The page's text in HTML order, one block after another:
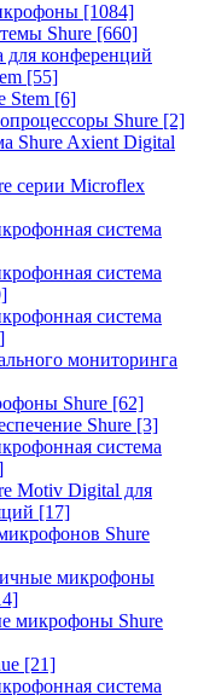
[1084]
Shure [660]
для конференций
[55]
Stem [6]
Shure [2]
Shure Axient Digital
серии Microflex
система
система
система
мониторинга
Shure [62]
Shure [3]
система
Motiv Digital для
[17]
Shure
микрофоны
микрофоны Shure
[21]
система